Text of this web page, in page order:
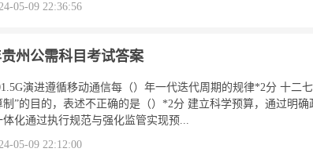
05-09 22:36:56
贵州公需科目考试答案
演进遵循移动通信每（）年一代迭代周期的规律*2分 十二
制”的目的，表述不正确的是（）*2分 建立科学预算，通过明
体化通过执行规范与强化监管实现预...
05-09 22:12:00